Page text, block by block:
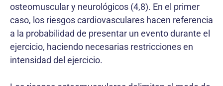
osteomuscular y neurológicos (4,8). En el primer
caso, los riesgos cardiovasculares hacen referencia
a la probabilidad de presentar un evento durante el
ejercicio, haciendo necesarias restricciones en
intensidad del ejercicio.